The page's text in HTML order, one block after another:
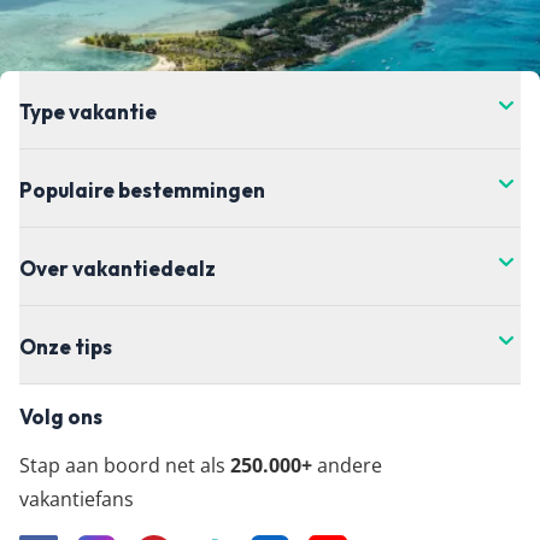
Type vakantie
Populaire bestemmingen
Over vakantiedealz
Onze tips
Volg ons
Stap aan boord net als 250.000+andere
vakantiefans